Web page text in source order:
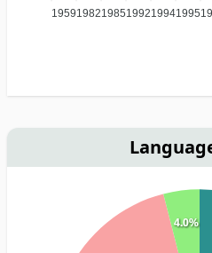
195919821985199219941995
4.0%